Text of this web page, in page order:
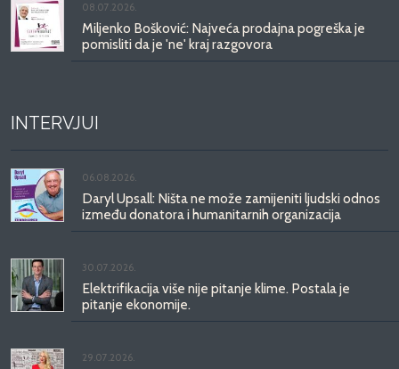
08.07.2026.
Miljenko Bošković: Najveća prodajna pogreška je
pomisliti da je 'ne' kraj razgovora
INTERVJUI
06.08.2026.
Daryl Upsall: Ništa ne može zamijeniti ljudski odnos
između donatora i humanitarnih organizacija
30.07.2026.
Elektrifikacija više nije pitanje klime. Postala je
pitanje ekonomije.
29.07.2026.